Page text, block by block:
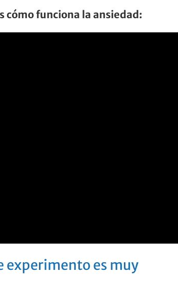
cómo funciona la ansiedad:
experimento es muy